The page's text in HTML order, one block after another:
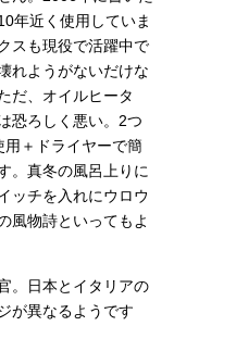
年近く使用していま
スも現役で活躍中で
れようがないだけな
だ、オイルヒータ
恐ろしく悪い。2つ
＋ドライヤーで簡
。真冬の風呂上りに
ッチを入れにウロウ
風物詩といってもよ
。日本とイタリアの
が異なるようです